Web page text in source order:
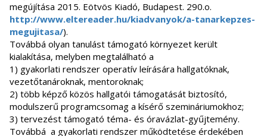
megújítása 2015. Eötvös Kiadó, Budapest. 290.o.
http://www.eltereader.hu/kiadvanyok/a-tanarkepzes-
megujitasa/).
Továbbá olyan tanulást támogató környezet került
kialakítása, melyben megtalálható a
1) gyakorlati rendszer operatív leírására hallgatóknak,
vezetőtanároknak, mentoroknak;
2) több képző közös hallgatói támogatását biztosító,
modulszerű programcsomag a kísérő szemináriumokhoz;
3) tervezést támogató téma- és óravázlat-gyűjtemény.
Továbbá a gyakorlati rendszer működtetése érdekében